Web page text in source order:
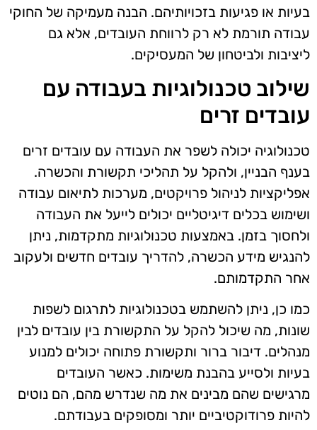
בעיות או פגיעות בזכויותיהם. הבנה מעמיקה של החוקי
עבודה תורמת לא רק לרווחת העובדים, אלא גם
ליציבות ולביטחון של המעסיקים.
שילוב טכנולוגיות בעבודה עם
עובדים זרים
טכנולוגיה יכולה לשפר את העבודה עם עובדים זרים
בענף הבניין, ולהקל על תהליכי תקשורת והכשרה.
אפליקציות לניהול פרויקטים, מערכות לתיאום עבודה
ושימוש בכלים דיגיטליים יכולים לייעל את העבודה
ולחסוך בזמן. באמצעות טכנולוגיות מתקדמות, ניתן
להנגיש מידע הכשרה, להדריך עובדים חדשים ולעקוב
אחר התקדמותם.
כמו כן, ניתן להשתמש בטכנולוגיות לתרגום לשפות
שונות, מה שיכול להקל על התקשורת בין עובדים לבין
מנהלים. דיבור ברור ותקשורת פתוחה יכולים למנוע
בעיות ולסייע בהבנת משימות. כאשר העובדים
מרגישים שהם מבינים את מה שנדרש מהם, הם נוטים
להיות פרודוקטיביים יותר ומסופקים בעבודתם.